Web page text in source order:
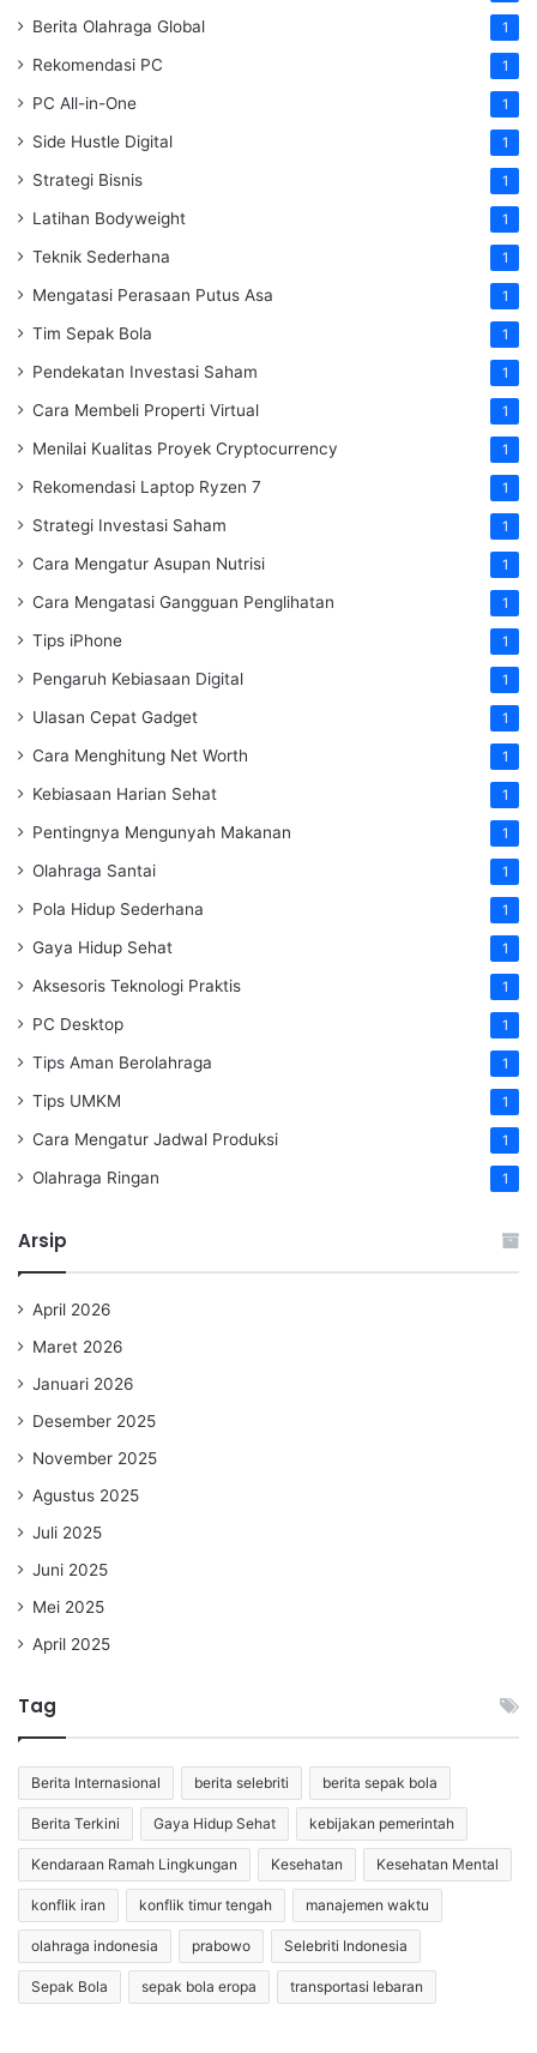
Berita Olahraga Global 1
Rekomendasi PC 1
PC All-in-One 1
Side Hustle Digital 1
Strategi Bisnis 1
Latihan Bodyweight 1
Teknik Sederhana 1
Mengatasi Perasaan Putus Asa 1
Tim Sepak Bola 1
Pendekatan Investasi Saham 1
Cara Membeli Properti Virtual 1
Menilai Kualitas Proyek Cryptocurrency 1
Rekomendasi Laptop Ryzen 7 1
Strategi Investasi Saham 1
Cara Mengatur Asupan Nutrisi 1
Cara Mengatasi Gangguan Penglihatan 1
Tips iPhone 1
Pengaruh Kebiasaan Digital 1
Ulasan Cepat Gadget 1
Cara Menghitung Net Worth 1
Kebiasaan Harian Sehat 1
Pentingnya Mengunyah Makanan 1
Olahraga Santai 1
Pola Hidup Sederhana 1
Gaya Hidup Sehat 1
Aksesoris Teknologi Praktis 1
PC Desktop 1
Tips Aman Berolahraga 1
Tips UMKM 1
Cara Mengatur Jadwal Produksi 1
Olahraga Ringan 1
Arsip
April 2026
Maret 2026
Januari 2026
Desember 2025
November 2025
Agustus 2025
Juli 2025
Juni 2025
Mei 2025
April 2025
Tag
Berita Internasional berita selebriti berita sepak bola
Berita Terkini Gaya Hidup Sehat kebijakan pemerintah
Kendaraan Ramah Lingkungan Kesehatan Kesehatan Mental
konflik iran konflik timur tengah manajemen waktu
olahraga indonesia prabowo Selebriti Indonesia
Sepak Bola sepak bola eropa transportasi lebaran